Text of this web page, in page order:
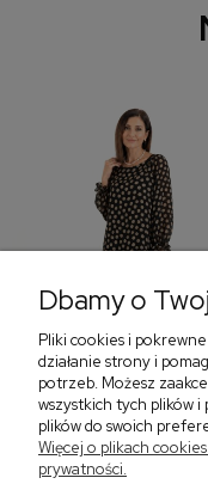
Sukienka z
bufiastym rękawem
‹
Dbamy o
Pliki cookies i
działanie strony i
potrzeb. Możesz
wszystkich tych plików i
plików do swoich
Więcej o plikach
prywatności.